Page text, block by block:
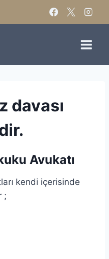
davası
Avukatı
kendi içerisinde
;